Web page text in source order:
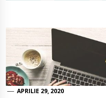
APRILIE 29, 2020